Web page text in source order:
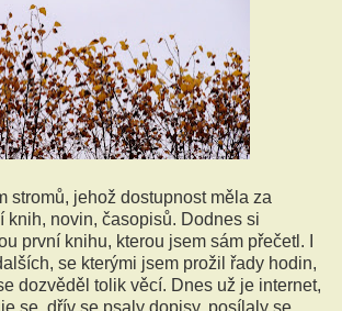
stromů, jehož dostupnost měla za
knih, novin, časopisů. Dodnes si
první knihu, kterou jsem sám přečetl. I
se kterými jsem prožil řady hodin,
dozvěděl tolik věcí. Dnes už je internet,
se, dřív se psaly dopisy, posílaly se